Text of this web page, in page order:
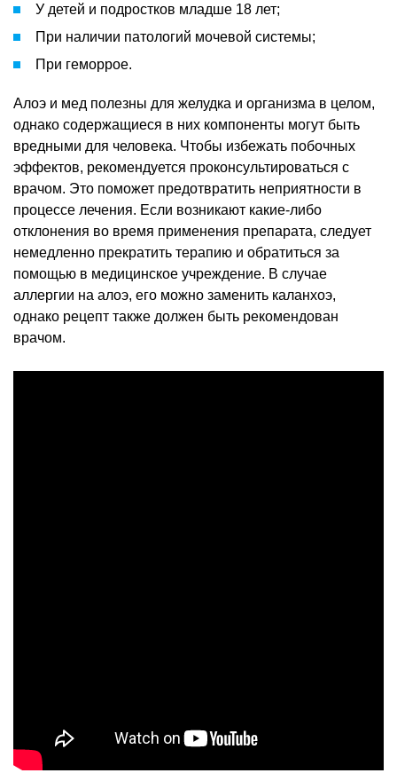
У детей и подростков младше 18 лет;
При наличии патологий мочевой системы;
При геморрое.
Алоэ и мед полезны для желудка и организма в целом,
однако содержащиеся в них компоненты могут быть
вредными для человека. Чтобы избежать побочных
эффектов, рекомендуется проконсультироваться с
врачом. Это поможет предотвратить неприятности в
процессе лечения. Если возникают какие-либо
отклонения во время применения препарата, следует
немедленно прекратить терапию и обратиться за
помощью в медицинское учреждение. В случае
аллергии на алоэ, его можно заменить каланхоэ,
однако рецепт также должен быть рекомендован
врачом.